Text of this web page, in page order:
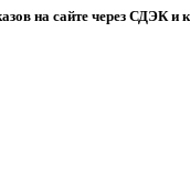
на сайте через СДЭК и